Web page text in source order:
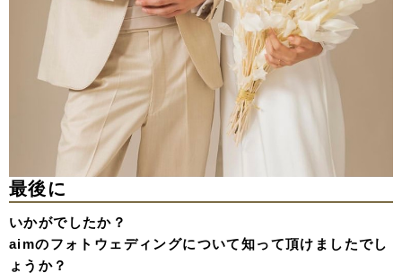
最後に
いかがでしたか？
aimのフォトウェディングについて知って頂けましたでし
ょうか？